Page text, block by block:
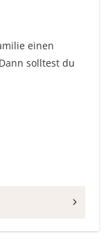
einen
solltest du
Newsletters.